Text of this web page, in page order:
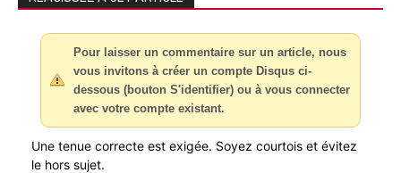
Pour laisser un commentaire sur un article, nous
vous invitons à créer un compte Disqus ci-
dessous (bouton S'identifier) ou à vous connecter
avec votre compte existant.
Une tenue correcte est exigée. Soyez courtois et évitez
le hors sujet.